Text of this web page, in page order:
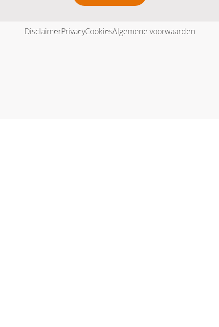
DisclaimerPrivacyCookiesAlgemene voorwaarden